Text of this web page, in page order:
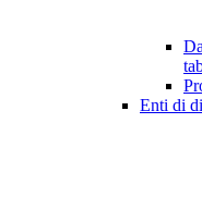
Enti di